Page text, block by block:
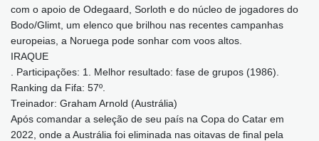
com o apoio de Odegaard, Sorloth e do núcleo de jogadores do
Bodo/Glimt, um elenco que brilhou nas recentes campanhas
europeias, a Noruega pode sonhar com voos altos.
IRAQUE
. Participações: 1. Melhor resultado: fase de grupos (1986).
Ranking da Fifa: 57º.
Treinador: Graham Arnold (Austrália)
Após comandar a seleção de seu país na Copa do Catar em
2022, onde a Austrália foi eliminada nas oitavas de final pela